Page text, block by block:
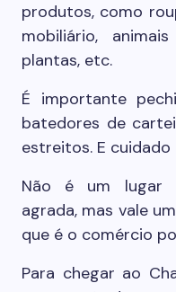
produtos, como
mobiliário,
plantas, etc.
É importante
batedores de
estreitos. E
Não é um lugar
agrada, mas vale
que é o comércio
Para chegar ao